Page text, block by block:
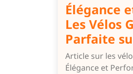
Élégance
Les Vélos
Parfaite
Article sur les
Élégance et